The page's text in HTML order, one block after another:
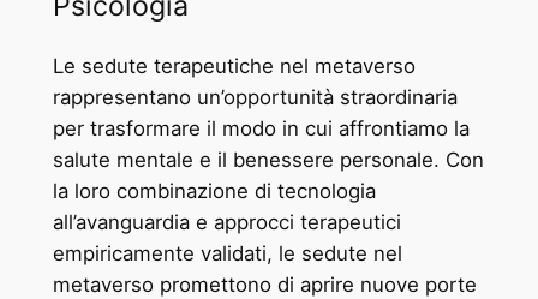
Le sedute terapeutiche nel metaverso
rappresentano un’opportunità straordinaria
per trasformare il modo in cui affrontiamo la
salute mentale e il benessere personale. Con
la loro combinazione di tecnologia
all’avanguardia e approcci terapeutici
empiricamente validati, le sedute nel
metaverso promettono di aprire nuove porte